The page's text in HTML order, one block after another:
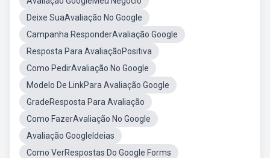
Deixe SuaAvaliação No Google
Campanha ResponderAvaliação Google
Resposta Para AvaliaçãoPositiva
Como PedirAvaliação No Google
Modelo De LinkPara Avaliação Google
GradeResposta Para Avaliação
Como FazerAvaliação No Google
Avaliação GoogleIdeias
Como VerRespostas Do Google Forms